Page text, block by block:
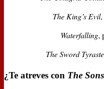
The King’s Evil
Waterfalling,
The Sword Tyraste
¿Te atreves con The